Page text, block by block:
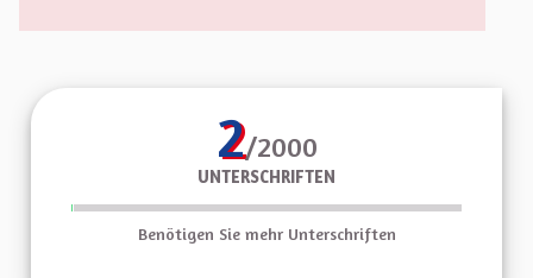
2/2000
UNTERSCHRIFTEN
Benötigen Sie mehr Unterschriften